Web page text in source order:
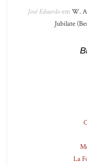
José Eduardoem W.
Jubilate
La